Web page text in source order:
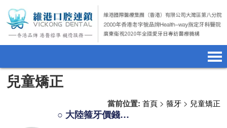
首頁home page
hospital introduction
澳門電話預約
兒童矯正
當前位置: 首頁> 箍牙> 兒童矯正
○ 大陸箍牙價錢｜澳門人箍牙的高性價比之選